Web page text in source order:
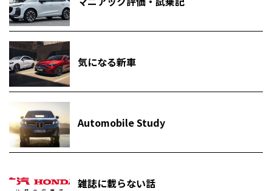
気になる新車
Automobile Study
雑誌に載らない話